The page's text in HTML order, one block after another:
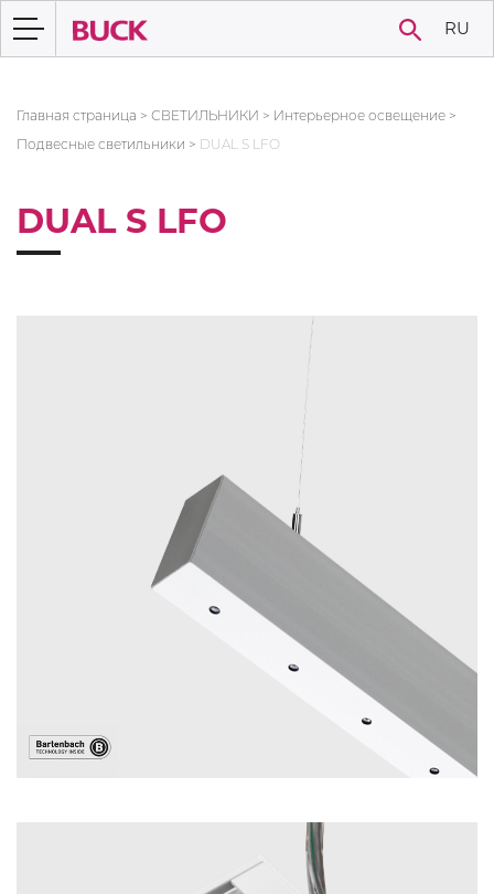
RU
Главная страница > СВЕТИЛЬНИКИ > Интерьерное освещение >
Подвесные светильники > DUAL S LFO
DUAL S LFO